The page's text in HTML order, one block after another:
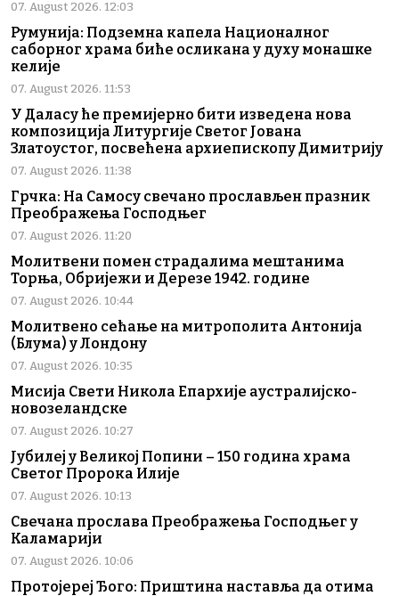
07. August 2026. 12:03
Румунија: Подземна капела Националног
саборног храма биће осликана у духу монашке
келије
07. August 2026. 11:53
У Даласу ће премијерно бити изведена нова
композиција Литургије Светог Јована
Златоустог, посвећена архиепископу Димитрију
07. August 2026. 11:38
Грчка: На Самосу свечано прослављен празник
Преображења Господњег
07. August 2026. 11:20
Молитвени помен страдалима мештанима
Торња, Обријежи и Дерезе 1942. године
07. August 2026. 10:44
Молитвено сећање на митрополита Антонија
(Блума) у Лондону
07. August 2026. 10:35
Мисија Свети Никола Епархије аустралијско-
новозеландске
07. August 2026. 10:27
Јубилеј у Великој Попини – 150 година храма
Светог Пророка Илије
07. August 2026. 10:13
Свечана прослава Преображења Господњег у
Каламарији
07. August 2026. 10:06
Протојереј Ђого: Приштина наставља да отима